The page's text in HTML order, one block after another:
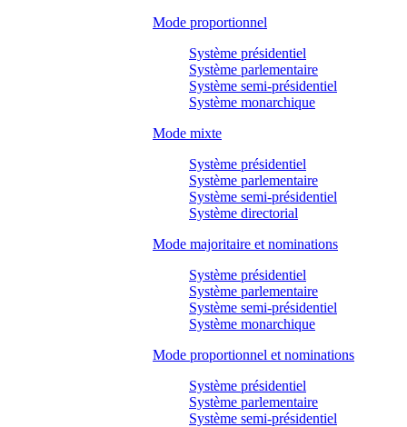
Mode proportionnel
Système présidentiel
Système parlementaire
Système semi-présidentiel
Système monarchique
Mode mixte
Système présidentiel
Système parlementaire
Système semi-présidentiel
Système directorial
Mode majoritaire et nominations
Système présidentiel
Système parlementaire
Système semi-présidentiel
Système monarchique
Mode proportionnel et nominations
Système présidentiel
Système parlementaire
Système semi-présidentiel